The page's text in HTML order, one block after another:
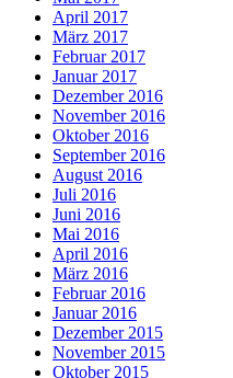
April 2017
März 2017
Februar 2017
Januar 2017
Dezember 2016
November 2016
Oktober 2016
September 2016
August 2016
Juli 2016
Juni 2016
Mai 2016
April 2016
März 2016
Februar 2016
Januar 2016
Dezember 2015
November 2015
Oktober 2015